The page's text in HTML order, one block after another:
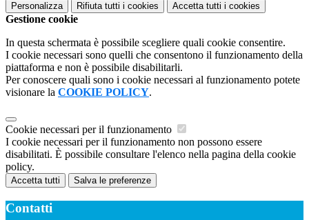
Personalizza Rifiuta tutti i cookies Accetta tutti i cookies
Gestione cookie
In questa schermata è possibile scegliere quali cookie consentire.
I cookie necessari sono quelli che consentono il funzionamento della
piattaforma e non è possibile disabilitarli.
Per conoscere quali sono i cookie necessari al funzionamento potete
visionare la COOKIE POLICY.
Cookie necessari per il funzionamento
I cookie necessari per il funzionamento non possono essere
disabilitati. È possibile consultare l'elenco nella pagina della cookie
policy.
Accetta tutti Salva le preferenze
Contatti